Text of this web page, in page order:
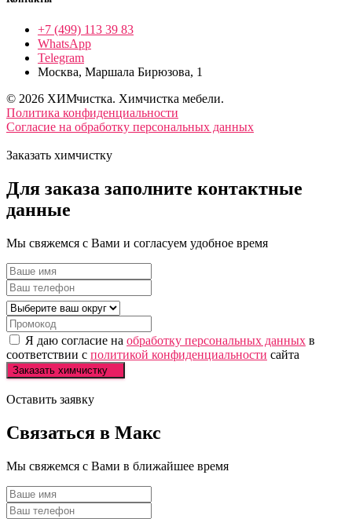
+7 (499) 113 39 83
WhatsApp
Telegram
Москва, Маршала Бирюзова, 1
© 2026 ХИМчистка. Химчистка мебели.
Политика конфиденциальности
Согласие на обработку персональных данных
Заказать химчистку
Для заказа заполните контактные
данные
Мы свяжемся с Вами и согласуем удобное время
Я даю согласие на обработку персональных данных в
соответствии с политикой конфиденциальности сайта
Заказать химчистку
Оставить заявку
Связаться в Макс
Мы свяжемся с Вами в ближайшее время